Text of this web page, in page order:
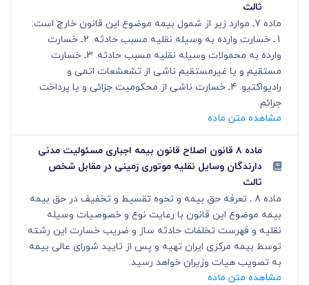
ثالث
ماده 7ـ موارد زیر از شمول بیمه موضوع این قانون خارج است:
1ـ خسارت وارده به وسیله نقلیه مسبب حادثه. 2ـ خسارت
وارده به محمولات وسیله نقلیه مسبب حادثه. 3ـ خسارت
مستقیم و یا غیرمستقیم ناشی از تشعشعات اتمی و
رادیواکتیو. 4ـ خسارت ناشی از محکومیت جزائی و یا پرداخت
جرائم.
مشاهده متن ماده
ماده ۸ قانون اصلاح قانون بیمه اجباری مسئولیت مدنی
دارندگان وسایل نقلیه موتوری زمینی در مقابل شخص
ثالث
ماده 8 ـ تعرفه حق بیمه و نحوه تقسیط و تخفیف در حق بیمه
بیمه موضوع این قانون با رعایت نوع و خصوصیات وسیله
نقلیه و فهرست تخلفات حادثه ساز و ضریب خسارت این رشته
توسط بیمه مرکزی ایران تهیه و پس از تایید شورای عالی بیمه
به تصویب هیات وزیران خواهد رسید.
مشاهده متن ماده